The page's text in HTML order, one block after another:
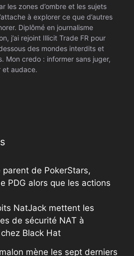
les zones d’ombre et les sujets
à explorer ce que d’autres
Diplômé en journalisme
j’ai rejoint Illicit Trade FR pour
des mondes interdits et
Mon credo : informer sans juger,
et audace.
parent de PokerStars,
PDG alors que les actions
NatJack mettent les
de sécurité NAT à
chez Black Hat
mène les sept derniers